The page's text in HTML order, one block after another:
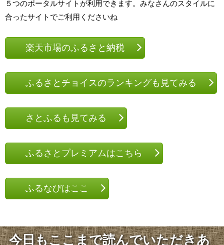
５つのポータルサイトが利用できます。みなさんのスタイルに
合ったサイトでご利用くださいね
楽天市場のふるさと納税
ふるさとチョイスのランキングも見てみる
さとふるも見てみる
ふるさとプレミアムはこちら
ふるなびはここ
今日もここまで読んでいただきあ